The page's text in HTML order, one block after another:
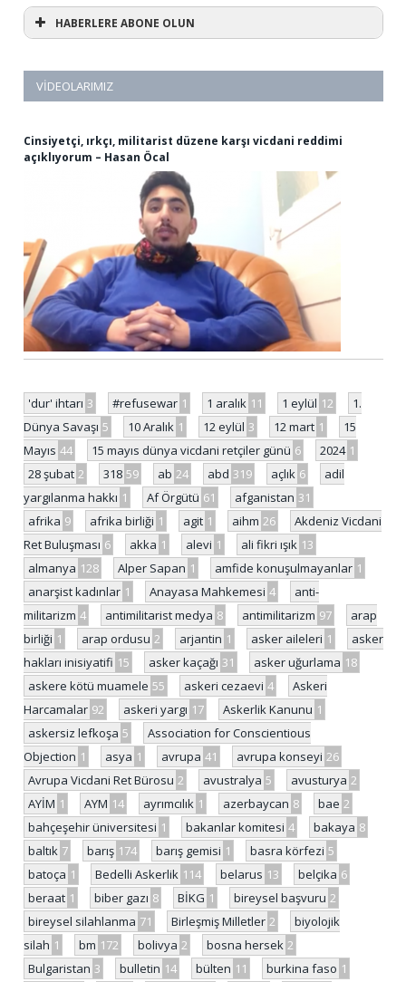
HABERLERE ABONE OLUN
VIDEOLARIMIZ
Cinsiyetçi, ırkçı, militarist düzene karşı vicdani reddimi
açıklıyorum – Hasan Öcal
'dur' ihtarı 3 #refusewar 1 1 aralık 11 1 eylül 12
1.
Dünya Savaşı 5 10 Aralık 1 12 eylül 3 12 mart 1
15
Mayıs 44 15 mayıs dünya vicdani retçiler günü 6 2024 1
28 şubat 2 318 59 ab 24 abd 319 açlık 6
adil
yargılanma hakkı 1 Af Örgütü 61 afganistan 31
afrika 9 afrika birliği 1 agit 1 aihm 26
Akdeniz Vicdani
Ret Buluşması 6 akka 1 alevi 1 ali fikri ışık 13
almanya 128 Alper Sapan 1 amfide konuşulmayanlar 1
anarşist kadınlar 1 Anayasa Mahkemesi 4
anti-
militarizm 4 antimilitarist medya 8 antimilitarizm 97
arap
birliği 1 arap ordusu 2 arjantin 1 asker aileleri 1
asker
hakları inisiyatifi 15 asker kaçağı 31 asker uğurlama 18
askere kötü muamele 55 askeri cezaevi 4
Askeri
Harcamalar 92 askeri yargı 17 Askerlik Kanunu 1
askersiz lefkoşa 5
Association for Conscientious
Objection 1 asya 1 avrupa 41 avrupa konseyi 26
Avrupa Vicdani Ret Bürosu 2 avustralya 5 avusturya 2
AYİM 1 AYM 14 ayrımcılık 1 azerbaycan 8 bae 2
bahçeşehir üniversitesi 1 bakanlar komitesi 4 bakaya 8
baltık 7 barış 174 barış gemisi 1 basra körfezi 5
batoça 1 Bedelli Askerlik 114 belarus 13 belçika 6
beraat 1 biber gazı 8 BİKG 1 bireysel başvuru 2
bireysel silahlanma 71 Birleşmiş Milletler 2
biyolojik
silah 1 bm 172 bolivya 2 bosna hersek 2
Bulgaristan 3 bulletin 14 bülten 11 burkina faso 1